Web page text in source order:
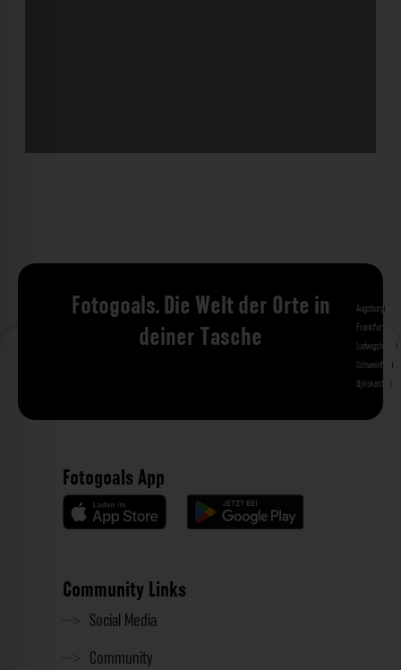
Fotogoals. Die Welt der Orte in
deiner Tasche
Augsburg
Frankfurt am
Ludwigshafen
Schweinfurt
Gjirokastra
Fotogoals App
Community Links
Social Media
Community